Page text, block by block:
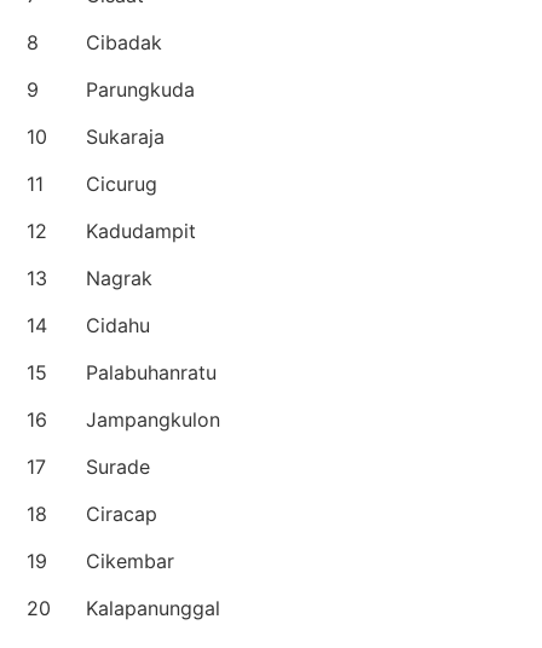
8
Cibadak
9
Parungkuda
10
Sukaraja
11
Cicurug
12
Kadudampit
13
Nagrak
14
Cidahu
15
Palabuhanratu
16
Jampangkulon
17
Surade
18
Ciracap
19
Cikembar
20
Kalapanunggal